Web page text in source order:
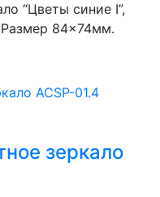
“Цветы синие I ”,
84×74мм.
зеркало